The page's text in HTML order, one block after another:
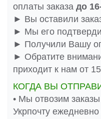
оплаты заказа до
► Вы оставили
► Мы его
► Получили Вашу
► Обратите
приходит к нам от
КОГДА ВЫ
• Мы отвозим
Укрпочту